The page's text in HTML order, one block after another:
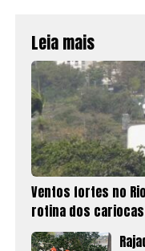
Leia mais
Ventos fortes no
rotina dos